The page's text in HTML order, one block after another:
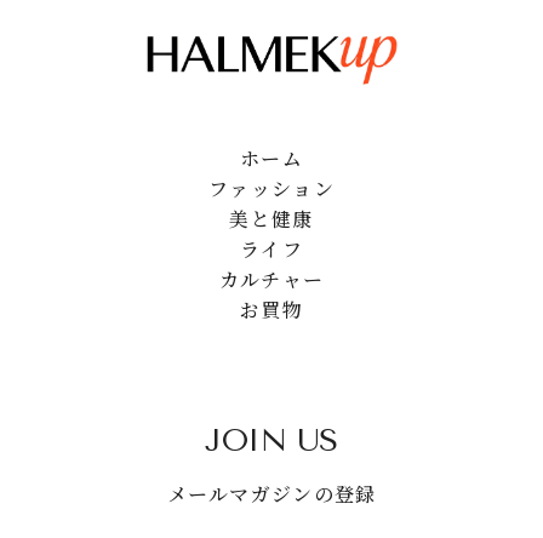
ホーム
ファッション
美と健康
ライフ
カルチャー
お買物
JOIN US
メールマガジンの登録